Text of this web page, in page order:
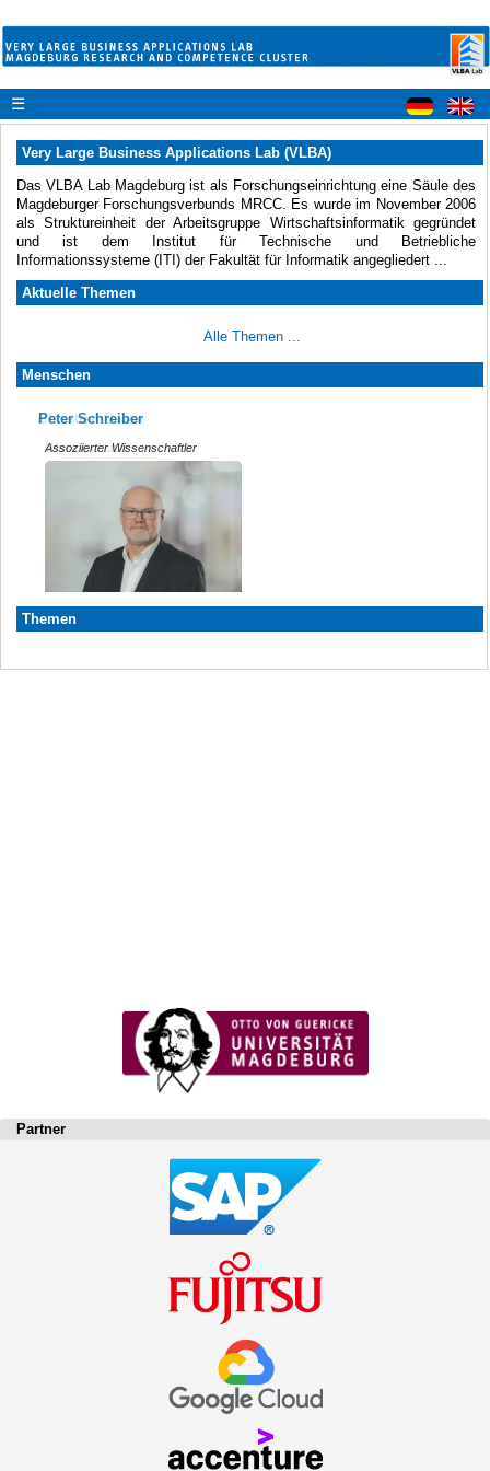
☰
Very Large Business Applications Lab (VLBA)
Das VLBA Lab Magdeburg ist als Forschungseinrichtung eine Säule des
Magdeburger Forschungsverbunds MRCC. Es wurde im November 2006
als Struktureinheit der Arbeitsgruppe Wirtschaftsinformatik gegründet
und ist dem Institut für Technische und Betriebliche
Informationssysteme (ITI) der Fakultät für Informatik angegliedert ...
Aktuelle Themen
Alle Themen ...
Menschen
Peter Schreiber
Assoziierter Wissenschaftler
Christian Daase
Wissenschaftler
Themen
Partner